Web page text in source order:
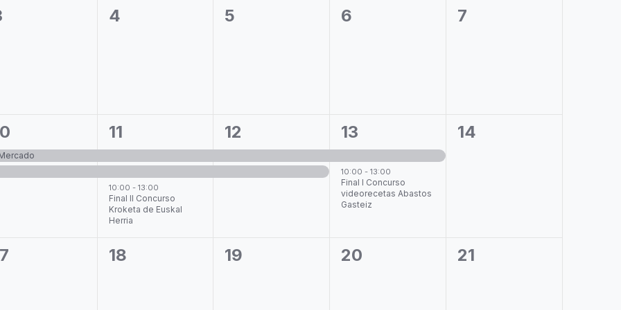
0
4
0
5
0
6
0
7
3
eventos,
11
10:00 - 13:00
Final II Concurso
Kroketa de Euskal
Herria
2
eventos,
12
2
eventos,
13
10:00-13:00
Final I Concurso
videorecetas Abastos
Gasteiz
0
14
0
18
0
19
0
20
0
21